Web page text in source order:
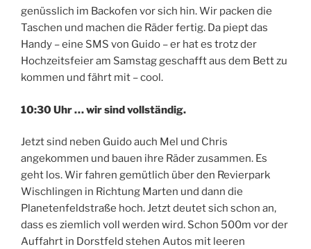
genüsslich im Backofen vor sich hin. Wir packen die
Taschen und machen die Räder fertig. Da piept das
Handy – eine SMS von Guido – er hat es trotz der
Hochzeitsfeier am Samstag geschafft aus dem Bett zu
kommen und fährt mit – cool.
10:30 Uhr … wir sind vollständig.
Jetzt sind neben Guido auch Mel und Chris
angekommen und bauen ihre Räder zusammen. Es
geht los. Wir fahren gemütlich über den Revierpark
Wischlingen in Richtung Marten und dann die
Planetenfeldstraße hoch. Jetzt deutet sich schon an,
dass es ziemlich voll werden wird. Schon 500m vor der
Auffahrt in Dorstfeld stehen Autos mit leeren